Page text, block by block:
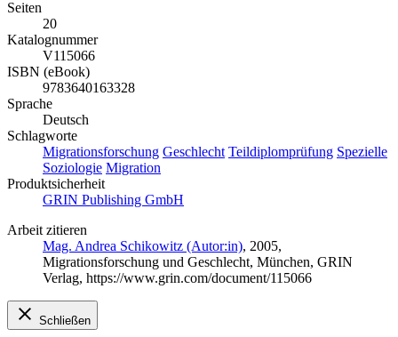
Seiten
20
Katalognummer
V115066
ISBN (eBook)
9783640163328
Sprache
Deutsch
Schlagworte
Migrationsforschung Geschlecht Teildiplomprüfung Spezielle
Soziologie Migration
Produktsicherheit
GRIN Publishing GmbH
Arbeit zitieren
Mag. Andrea Schikowitz (Autor:in), 2005,
Migrationsforschung und Geschlecht, München, GRIN
Verlag, https://www.grin.com/document/115066
Schließen